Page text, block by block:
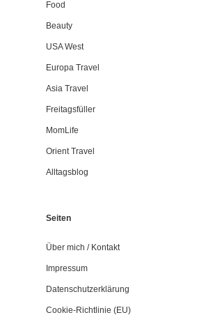
Food
Beauty
USA West
Europa Travel
Asia Travel
Freitagsfüller
MomLife
Orient Travel
Alltagsblog
Seiten
Über mich / Kontakt
Impressum
Datenschutzerklärung
Cookie-Richtlinie (EU)